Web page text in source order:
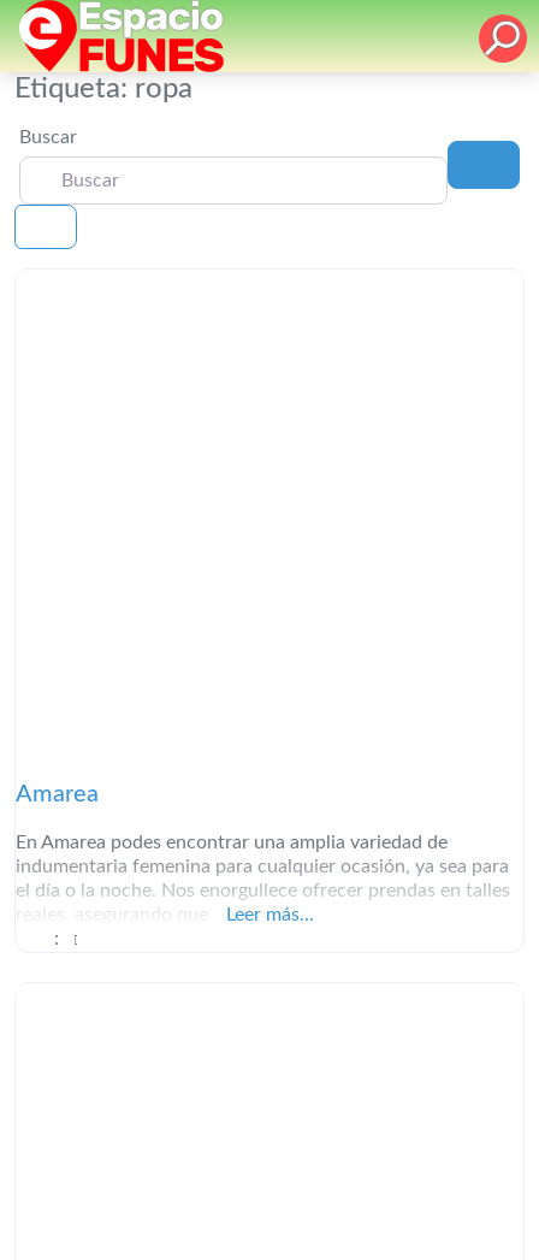
Etiqueta: ropa
Buscar
Amarea
En Amarea podes encontrar una amplia variedad de
indumentaria femenina para cualquier ocasión, ya sea para
el día o la noche. Nos enorgullece ofrecer prendas en talles
reales, asegurando que
Leer más...
: